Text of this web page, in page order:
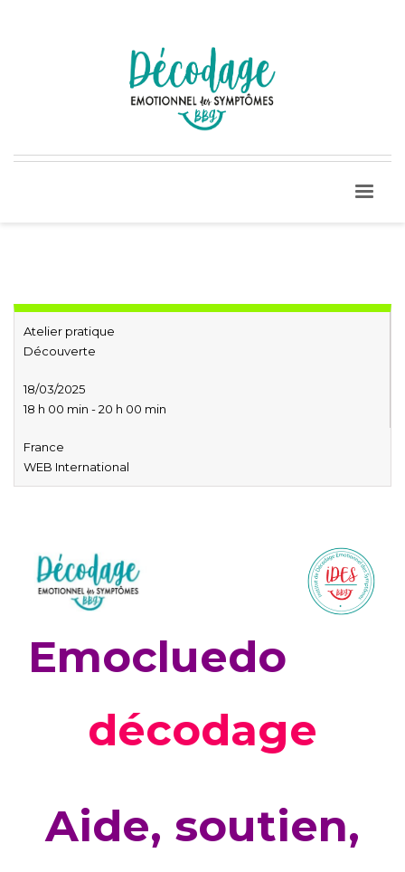
Atelier pratique
Découverte
18/03/2025
18 h 00 min - 20 h 00 min
France
WEB International
Emocluedo
décodage
Aide, soutien,